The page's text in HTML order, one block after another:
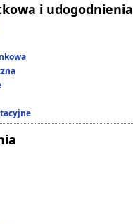
i udogodnienia